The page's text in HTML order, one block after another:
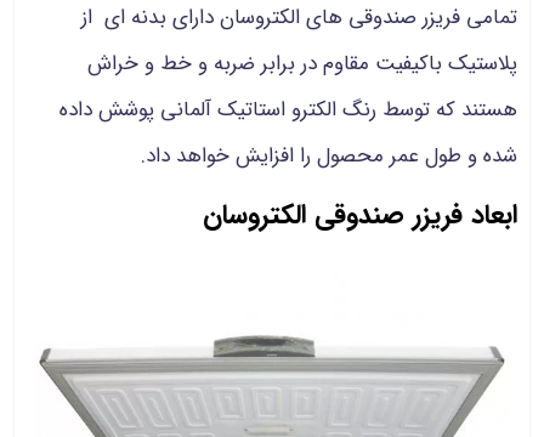
تمامی فریزر صندوقی های الکتروسان دارای بدنه ای از
پلاستیک باکیفیت مقاوم در برابر ضربه و خط و خراش
هستند که توسط رنگ الکترو استاتیک آلمانی پوشش داده
شده و طول عمر محصول را افزایش خواهد داد.
ابعاد فریزر صندوقی الکتروسان